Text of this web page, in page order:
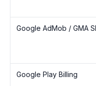
Google AdMob / GMA
Google Play Billing